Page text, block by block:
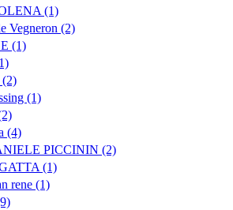
(1)
Vegneron (2)
(1)
(2)
(1)
(4)
PICCININ (2)
(1)
rene (1)